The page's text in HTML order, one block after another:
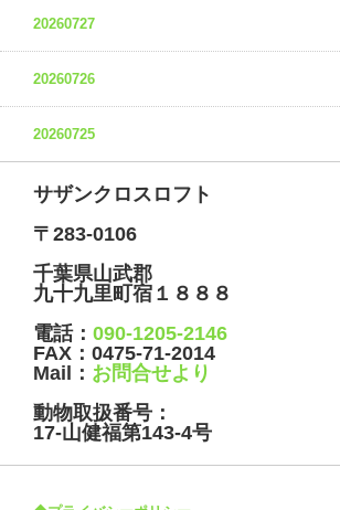
20260727
20260726
20260725
サザンクロスロフト
〒283-0106
千葉県山武郡
九十九里町宿１８８８
電話： 090-1205-2146
FAX： 0475-71-2014
Mail： お問合せより
動物取扱番号：
17-山健福第143-4号